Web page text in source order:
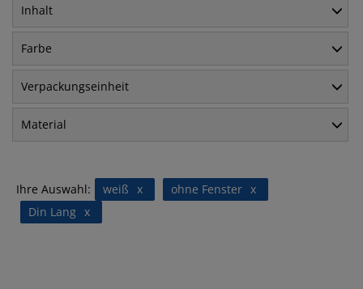
Inhalt
Farbe
Verpackungseinheit
Material
Ihre Auswahl: x
weiß x
ohne Fenster
x
Din Lang